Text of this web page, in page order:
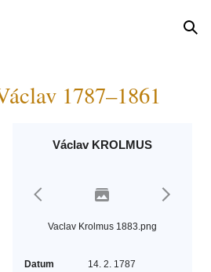
1787–1861
Václav KROLMUS
Vaclav Krolmus 1883.png
Datum
14. 2. 1787